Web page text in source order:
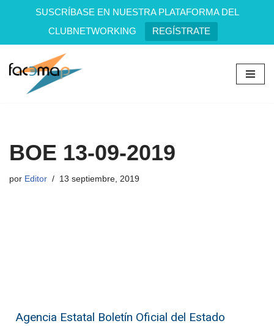
SUSCRÍBASE EN NUESTRA PLATAFORMA DEL
CLUBNETWORKING
REGÍSTRATE
Saltar
BOE 13-09-2019
por Editor 13 septiembre, 2019
Agencia Estatal Boletín Oficial del Estado